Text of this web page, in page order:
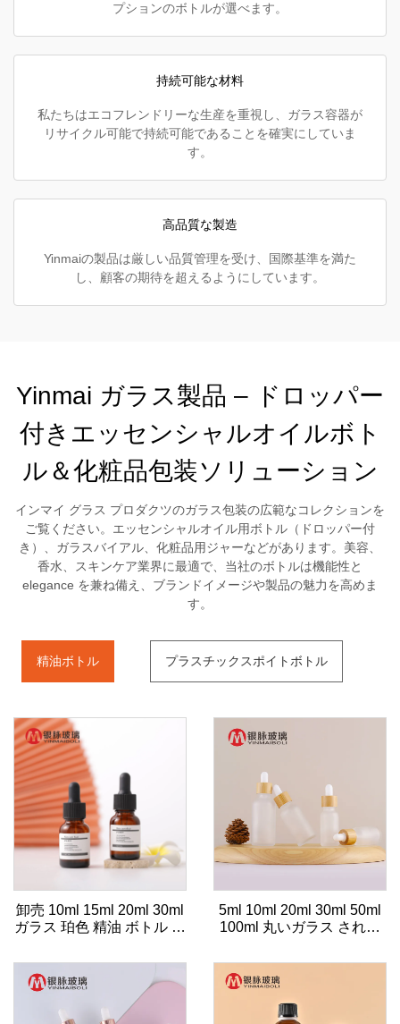
プションのボトルが選べます。
持続可能な材料
私たちはエコフレンドリーな生産を重視し、ガラス容器が
リサイクル可能で持続可能であることを確実にしていま
す。
高品質な製造
Yinmaiの製品は厳しい品質管理を受け、国際基準を満た
し、顧客の期待を超えるようにしています。
Yinmai ガラス製品 – ドロッパー
付きエッセンシャルオイルボト
ル＆化粧品包装ソリューション
インマイ グラス プロダクツのガラス包装の広範なコレクションを
ご覧ください。エッセンシャルオイル用ボトル（ドロッパー付
き）、ガラスバイアル、化粧品用ジャーなどがあります。美容、
香水、スキンケア業界に最適で、当社のボトルは機能性と
elegance を兼ね備え、ブランドイメージや製品の魅力を高めま
す。
精油ボトル プラスチックスポイトボトル
卸売 10ml 15ml 20ml 30ml
ガラス 珀色 精油 ボトル 血
5ml 10ml 20ml 30ml 50ml
100ml 丸いガラス された
ル